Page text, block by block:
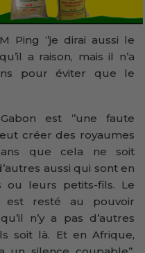
Ping ‘’je dirai aussi le
a raison, mais il n’a
pour éviter que le
est ‘’une faute
créer des royaumes
que cela ne soit
aussi qui sont en
leurs petits-fils. Le
est resté au pouvoir
n’y a pas d’autres
soit là. Et en Afrique,